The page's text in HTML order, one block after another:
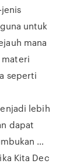
untuk
mana
seperti
lebih
dapat
…
Kita Dec